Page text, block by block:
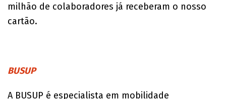
milhão de colaboradores já receberam o nosso
cartão.
BUSUP
A BUSUP é especialista em mobilidade